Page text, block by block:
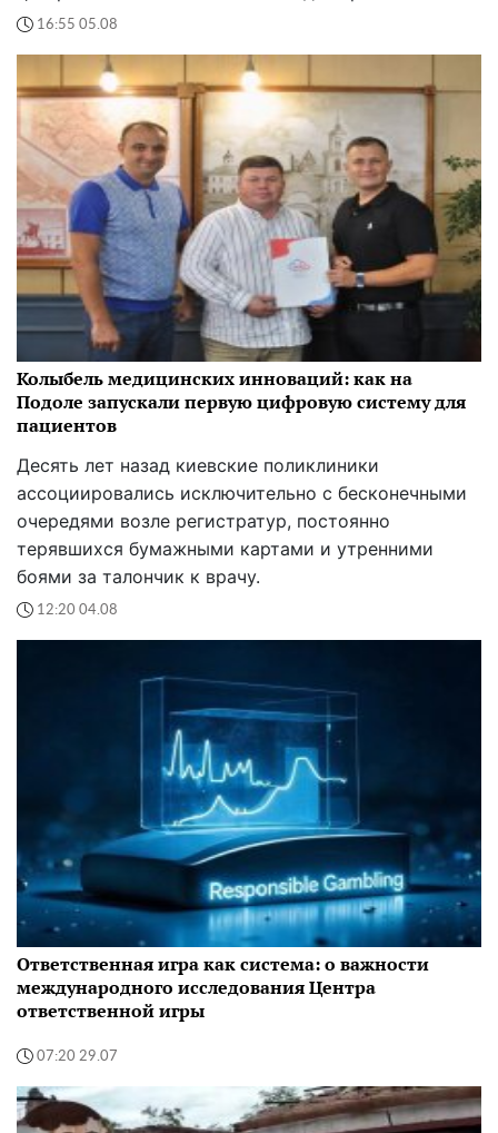
16:55 05.08
Колыбель медицинских инноваций: как на
Подоле запускали первую цифровую систему для
пациентов
Десять лет назад киевские поликлиники
ассоциировались исключительно с бесконечными
очередями возле регистратур, постоянно
терявшихся бумажными картами и утренними
боями за талончик к врачу.
12:20 04.08
Ответственная игра как система: о важности
международного исследования Центра
ответственной игры
07:20 29.07